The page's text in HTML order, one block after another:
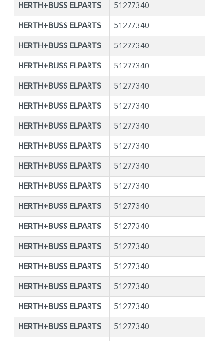
HERTH+BUSS ELPARTS 51277340
HERTH+BUSS ELPARTS 51277340
HERTH+BUSS ELPARTS 51277340
HERTH+BUSS ELPARTS 51277340
HERTH+BUSS ELPARTS 51277340
HERTH+BUSS ELPARTS 51277340
HERTH+BUSS ELPARTS 51277340
HERTH+BUSS ELPARTS 51277340
HERTH+BUSS ELPARTS 51277340
HERTH+BUSS ELPARTS 51277340
HERTH+BUSS ELPARTS 51277340
HERTH+BUSS ELPARTS 51277340
HERTH+BUSS ELPARTS 51277340
HERTH+BUSS ELPARTS 51277340
HERTH+BUSS ELPARTS 51277340
HERTH+BUSS ELPARTS 51277340
HERTH+BUSS ELPARTS 51277340